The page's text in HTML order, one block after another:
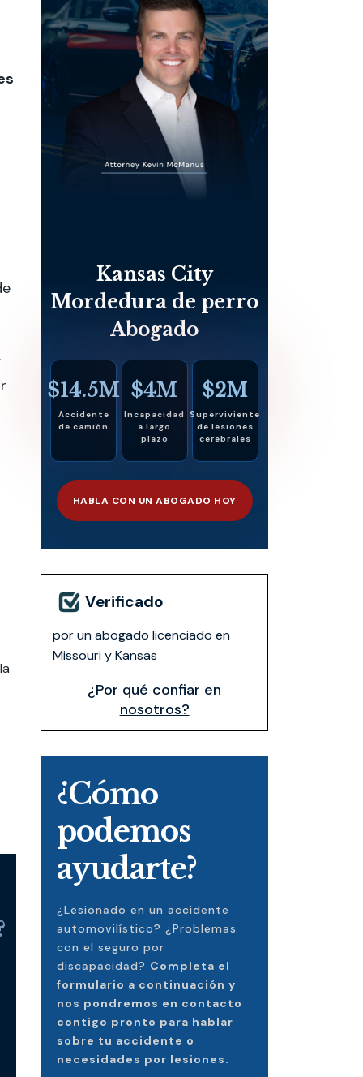
Kansas City
Mordedura de perro
Abogado
$14.5M
Accidente
de camión
$4M
Incapacidad
a largo
plazo
$2M
Superviviente
de lesiones
cerebrales
HABLA CON UN ABOGADO HOY
Verificado
por un abogado licenciado en
Missouri y Kansas
¿Por qué confiar en
nosotros?
¿Cómo
podemos
ayudarte?
¿Lesionado en un accidente
automovilístico? ¿Problemas
con el seguro por
discapacidad? Completa el
formulario a continuación y
nos pondremos en contacto
contigo pronto para hablar
sobre tu accidente o
necesidades por lesiones.